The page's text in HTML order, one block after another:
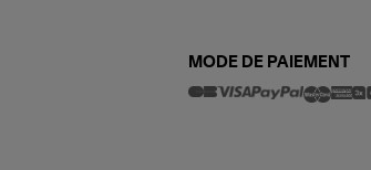
MODE DE PAIEMENT